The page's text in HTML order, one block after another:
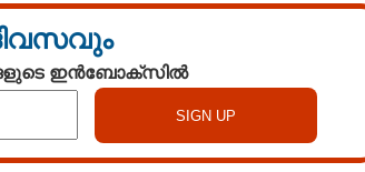
ഇൻബോക്സിൽ
Share this link